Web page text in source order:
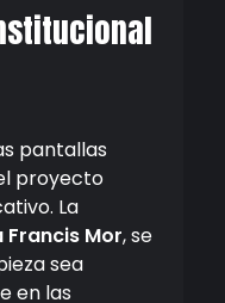
pantallas
proyecto
La
Francis Mor, se
sea
en las